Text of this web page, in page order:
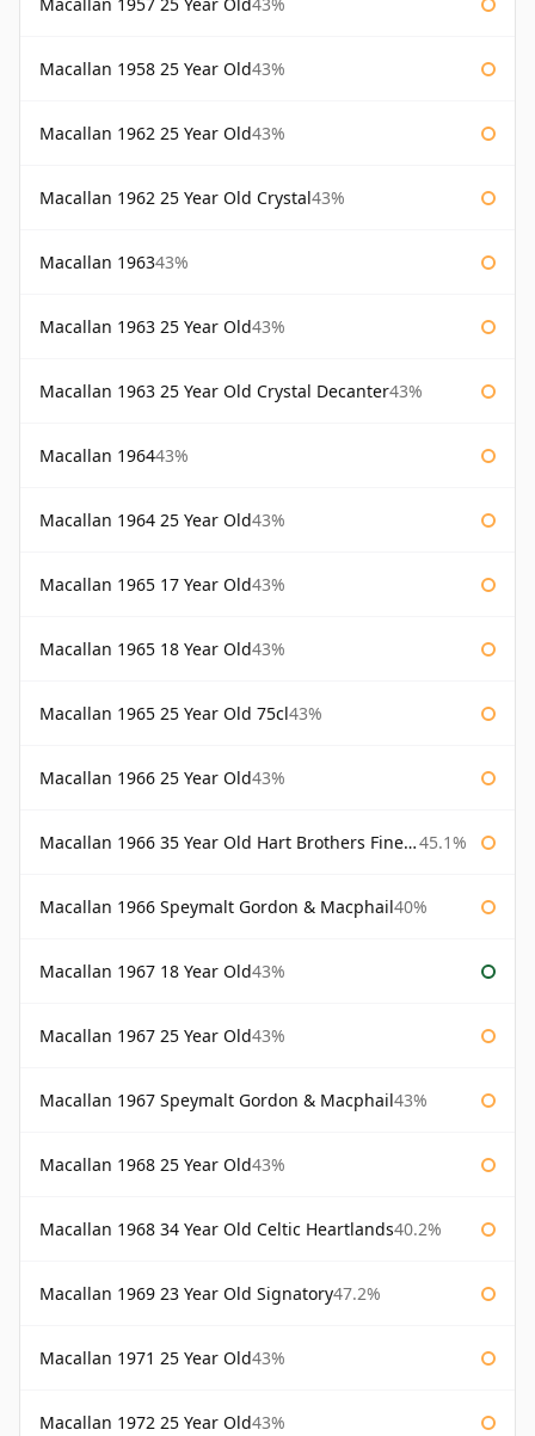
Macallan 1958 25 Year Old43%
Macallan 1962 25 Year Old43%
Macallan 1962 25 Year Old Crystal43%
Macallan 196343%
Macallan 1963 25 Year Old43%
Macallan 1963 25 Year Old Crystal Decanter43%
Macallan 196443%
Macallan 1964 25 Year Old43%
Macallan 1965 17 Year Old43%
Macallan 1965 18 Year Old43%
Macallan 1965 25 Year Old 75cl43%
Macallan 1966 25 Year Old43%
Macallan 1966 35 Year Old Hart Brothers Finest Collection 45.1%
Macallan 1966 Speymalt Gordon & Macphail40%
Macallan 1967 18 Year Old43%
Macallan 1967 25 Year Old43%
Macallan 1967 Speymalt Gordon & Macphail43%
Macallan 1968 25 Year Old43%
Macallan 1968 34 Year Old Celtic Heartlands40.2%
Macallan 1969 23 Year Old Signatory47.2%
Macallan 1971 25 Year Old43%
Macallan 1972 25 Year Old43%